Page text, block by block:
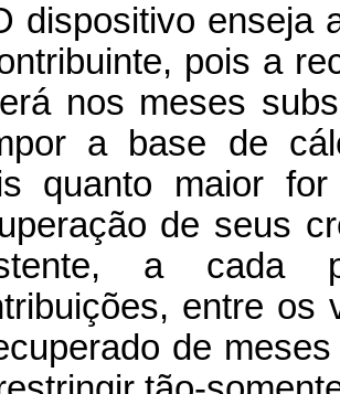
dispositivo enseja
pois a
nos meses
a base de
quanto maior
de seus
a cada
entre os
de